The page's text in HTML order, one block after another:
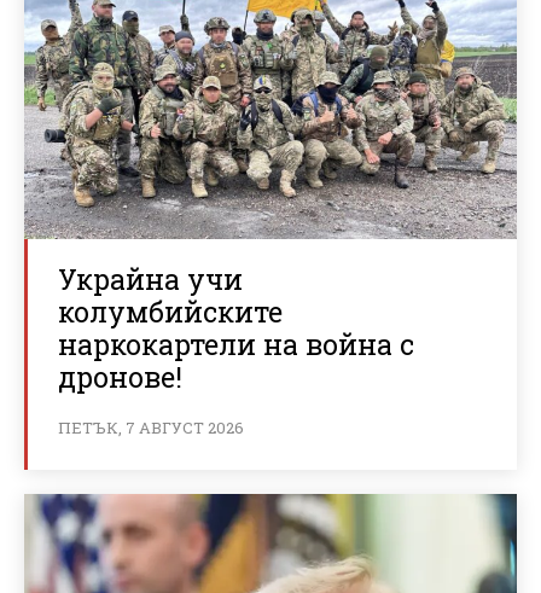
Украйна учи
колумбийските
наркокартели на война с
дронове!
ПЕТЪК, 7 АВГУСТ 2026